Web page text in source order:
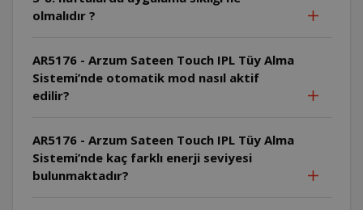
olmalıdır ?
AR5176 - Arzum Sateen Touch IPL Tüy Alma
Sistemi’nde otomatik mod nasıl aktif
edilir?
AR5176 - Arzum Sateen Touch IPL Tüy Alma
Sistemi’nde kaç farklı enerji seviyesi
bulunmaktadır?